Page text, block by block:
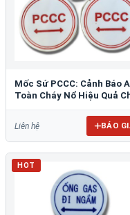
Mốc Sứ PCCC: Cảnh Báo
Toàn Cháy Nổ Hiệu Quả
Liên hệ BÁO
HOT